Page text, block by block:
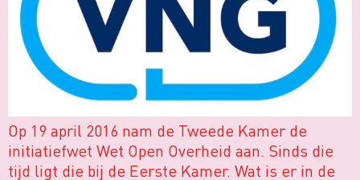
Op 19 april 2016 nam de Tweede Kamer de
initiatiefwet Wet Open Overheid aan. Sinds die
tijd ligt die bij de Eerste Kamer. Wat is er in de